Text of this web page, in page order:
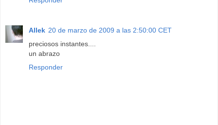
Allek 20 de marzo de 2009 a las 2:50:00 CET
preciosos instantes....
un abrazo
Responder